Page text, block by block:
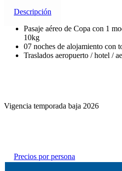
Descripción
Pasaje aéreo de Copa con 1
10kg
07 noches de alojamiento con
Traslados aeropuerto / hotel /
Vigencia temporada baja 2026
Precios por persona